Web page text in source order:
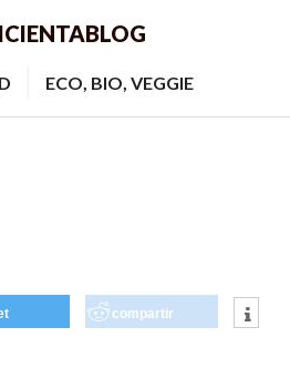
ECO, BIO, VEGGIE
compartir